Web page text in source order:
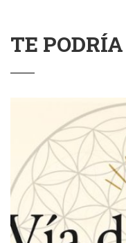
TE